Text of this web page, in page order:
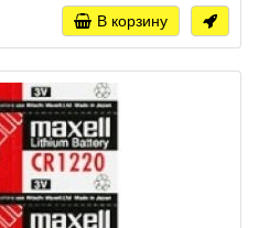
В корзину